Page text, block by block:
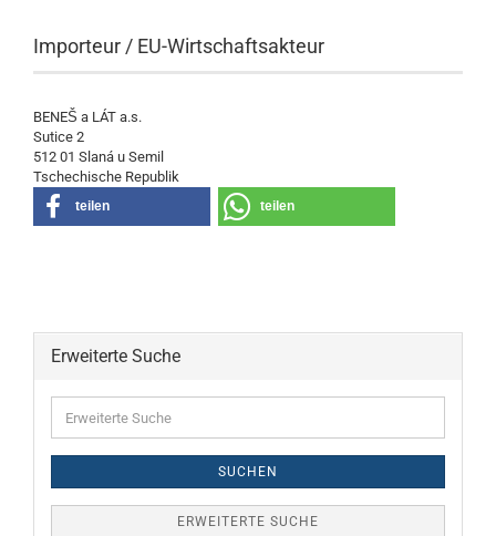
Importeur / EU-Wirtschaftsakteur
BENEŠ a LÁT a.s.
Sutice 2
512 01 Slaná u Semil
Tschechische Republik
teilen teilen
Erweiterte Suche
Suche
SUCHEN
ERWEITERTE SUCHE